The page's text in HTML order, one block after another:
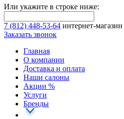
Или укажите в строке ниже:
7 (812) 448-53-64 интернет-магазин
Заказать звонок
Главная
О компании
Доставка и оплата
Наши cалоны
Акции %
Услуги
Бренды